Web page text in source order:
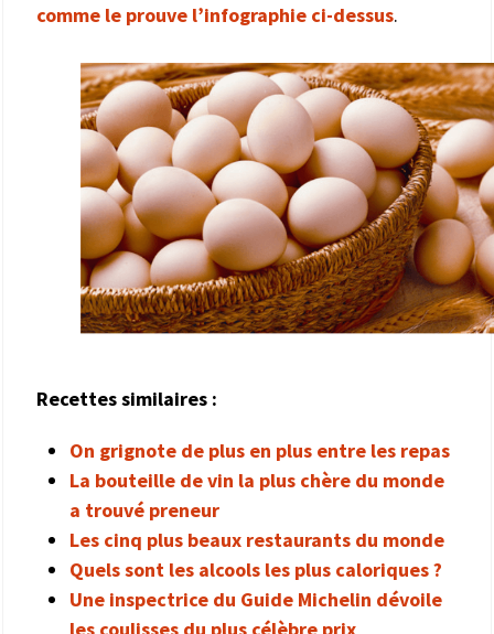
comme le prouve l’infographie ci-dessus.
Recettes similaires :
On grignote de plus en plus entre les repas
La bouteille de vin la plus chère du monde
a trouvé preneur
Les cinq plus beaux restaurants du monde
Quels sont les alcools les plus caloriques ?
Une inspectrice du Guide Michelin dévoile